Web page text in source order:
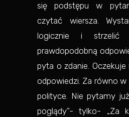
się podstępu w
czytać wiersza.
logicznie i strzelić
prawdopodobną
pyta o zdanie.
odpowiedzi. Za równo
polityce. Nie pytamy
poglądy”- tylko- „Za